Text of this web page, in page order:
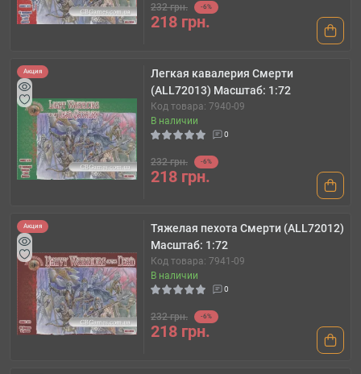
232 грн. -6%
218 грн.
Акция
Легкая кавалерия Смерти
(ALL72013) Масштаб: 1:72
Код товара: 7940-09
В наличии
0
232 грн. -6%
218 грн.
Акция
Тяжелая пехота Смерти (ALL72012)
Масштаб: 1:72
Код товара: 7941-09
В наличии
0
232 грн. -6%
218 грн.